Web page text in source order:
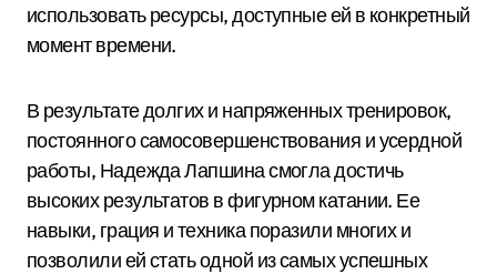
использовать ресурсы, доступные ей в конкретный
момент времени.
В результате долгих и напряженных тренировок,
постоянного самосовершенствования и усердной
работы, Надежда Лапшина смогла достичь
высоких результатов в фигурном катании. Ее
навыки, грация и техника поразили многих и
позволили ей стать одной из самых успешных